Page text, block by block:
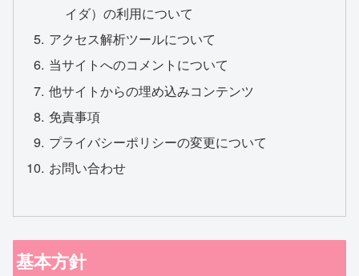
イダ）の利用について
アクセス解析ツールについて
当サイトへのコメントについて
他サイトからの埋め込みコンテンツ
免責事項
プライバシーポリシーの変更について
お問い合わせ
基本方針